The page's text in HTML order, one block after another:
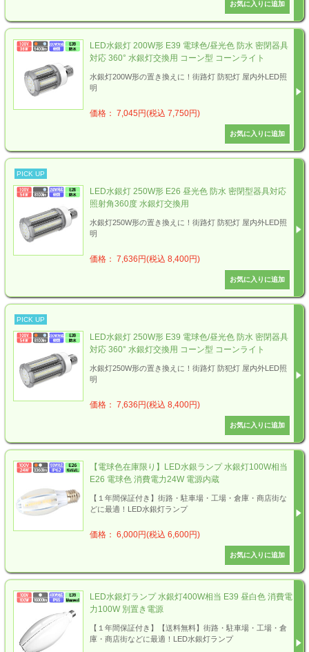
LED水銀灯 200W形 E39 電球色/昼光色 防水 密閉器具
対応 360° 水銀灯交換用 コーン型 コーンライト
水銀灯200W形の置き換えに！街路灯 防犯灯 屋内外LED照
明
価格： 7,045円(税込 7,750円)
PICK UP
LED水銀灯 250W形 E26 昼光色 防水 密閉型器具対応
照射角360度 水銀灯交換用
水銀灯250W形の置き換えに！街路灯 防犯灯 屋内外LED照
明
価格： 7,636円(税込 8,400円)
PICK UP
LED水銀灯 250W形 E39 電球色/昼光色 防水 密閉器具
対応 360° 水銀灯交換用 コーン型 コーンライト
水銀灯250W形の置き換えに！街路灯 防犯灯 屋内外LED照
明
価格： 7,636円(税込 8,400円)
【電球色在庫限り】LED水銀ランプ 水銀灯100W相当
E26 電球色 消費電力24W 電源内蔵
【１年間保証付き】街路・駐車場・工場・倉庫・商店街な
どに最適！LED水銀灯ランプ
価格： 6,000円(税込 6,600円)
LED水銀灯ランプ 水銀灯400W相当 E39 昼白色 消費電
力100W 別置き電源
【１年間保証付き】【送料無料】街路・駐車場・工場・倉
庫・商店街などに最適！LED水銀灯ランプ